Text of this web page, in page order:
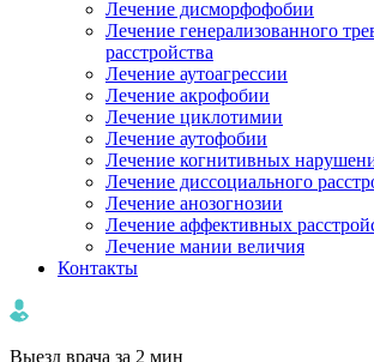
Лечение дисморфофобии
Лечение генерализованного
расстройства
Лечение аутоагрессии
Лечение акрофобии
Лечение циклотимии
Лечение аутофобии
Лечение когнитивных
Лечение диссоциального
Лечение анозогнозии
Лечение аффективных
Лечение мании величия
Контакты
Выезд врача за 2 мин